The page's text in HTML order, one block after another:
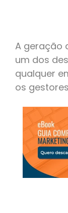
A geração
um dos
qualquer
os